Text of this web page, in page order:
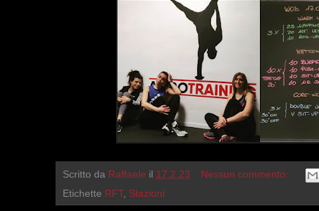
Scritto da Raffaele il 17.2.23
Nessun commento:
Etichette RFT, Stazioni